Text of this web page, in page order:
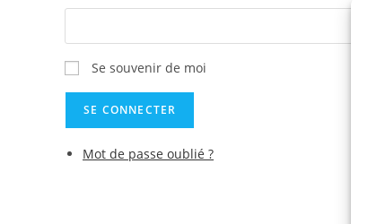
Se souvenir de moi
SE CONNECTER
Mot de passe oublié ?